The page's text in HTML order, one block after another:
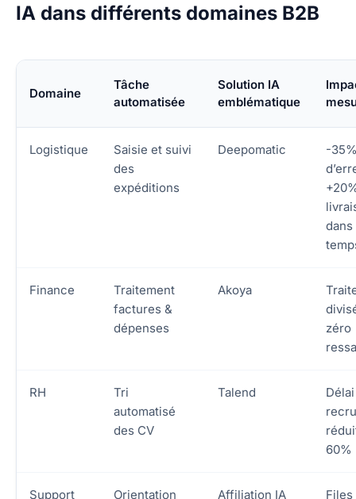
IA dans différents domaines B2B
Domaine
Tâche
automatisée
Solution IA
emblématique
Logistique
Saisie et suivi
des
expéditions
Deepomatic
-
dans
Finance
Traitement
factures &
dépenses
Akoya
zéro
RH
Tri
automatisé
des CV
Talend
Délai
60%
Support Orientation Affiliation IA Files